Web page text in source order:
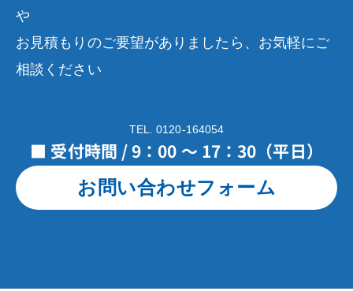
や
お見積もりのご要望がありましたら、お気軽にご
相談ください
TEL. 0120-164054
■ 受付時間 / 9：00 ～ 17：30（平日）
お問い合わせフォーム